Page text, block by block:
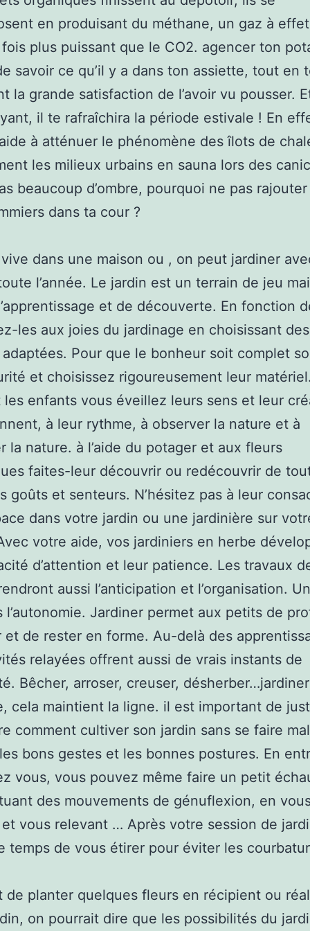
en produisant du méthane, un gaz à
plus puissant que le CO2. agencer ton
savoir ce qu’il y a dans ton assiette, tout en
la grande satisfaction de l’avoir vu pousser.
il te rafraîchira la période estivale ! En
à atténuer le phénomène des îlots de
les milieux urbains en sauna lors des
beaucoup d’ombre, pourquoi ne pas
dans ta cour ?
vive dans une maison ou , on peut jardiner
l’année. Le jardin est un terrain de jeu
et de découverte. En fonction
les aux joies du jardinage en choisissant des
Pour que le bonheur soit complet
et choisissez rigoureusement leur
les enfants vous éveillez leurs sens et leur
à leur rythme, à observer la nature et à
la nature. à l’aide du potager et aux fleurs
faites-leur découvrir ou redécouvrir de
goûts et senteurs. N’hésitez pas à leur
dans votre jardin ou une jardinière sur
votre aide, vos jardiniers en herbe
d’attention et leur patience. Les travaux
aussi l’anticipation et l’organisation.
l’autonomie. Jardiner permet aux petits de
et de rester en forme. Au-delà des
relayées offrent aussi de vrais instants de
Bêcher, arroser, creuser,
cela maintient la ligne. il est important de
comment cultiver son jardin sans se faire
bons gestes et les bonnes postures. En
vous, vous pouvez même faire un petit
des mouvements de génuflexion, en
vous relevant … Après votre session de
temps de vous étirer pour éviter les
de planter quelques fleurs en récipient ou
on pourrait dire que les possibilités du